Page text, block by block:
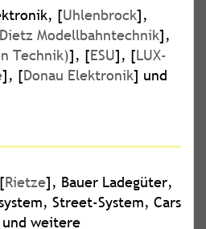
[Uhlenbrock],
Dietz Modellbahntechnik],
Technik)], [ESU], [LUX-
], [Donau Elektronik] und
Rietze], Bauer Ladegüter,
Street-System, Cars
und weitere